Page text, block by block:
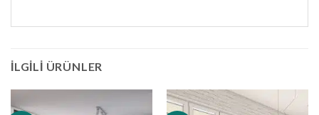
İLGILI ÜRÜNLER